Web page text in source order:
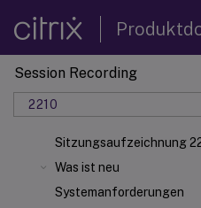
Session Recording
2210
Sitzungsaufzeichnung
Was ist neu
Systemanforderungen